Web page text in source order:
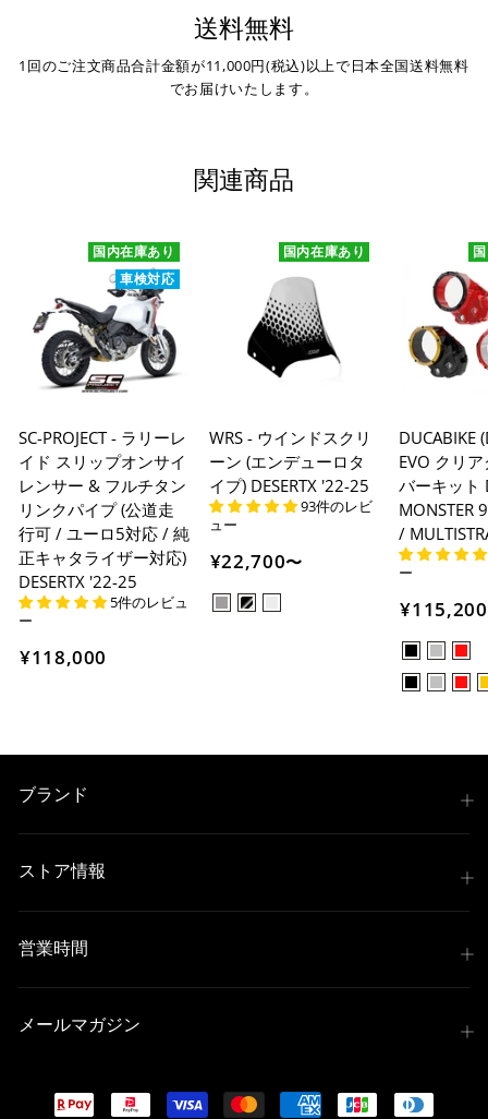
送料無料
1回のご注文商品合計金額が11,000円(税込)以上で日本全国送料無料
でお届けいたします。
関連商品
国内在庫あり
車検対応
SC-PROJECT - ラリーレ
イド スリップオンサイ
レンサー & フルチタン
リンクパイプ (公道走
行可 / ユーロ5対応 / 純
正キャタライザー対応)
DESERTX '22-25
5件のレビュ
ー
¥118,000
国内在庫あり
WRS - ウインドスクリ
ーン (エンデューロタ
イプ) DESERTX '22-25
93件のレビ
ュー
¥22,700〜
DUCABIKE
EVO クリ
バーキット
MONSTER
/
ー
¥115,200
ブランド
ストア情報
営業時間
メールマガジン